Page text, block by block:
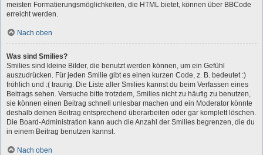
meisten Formatierungsmöglichkeiten, die HTML bietet, können über BBCode
erreicht werden.
Nach oben
Was sind Smilies?
Smilies sind kleine Bilder, die benutzt werden können, um ein Gefühl
auszudrücken. Für jeden Smilie gibt es einen kurzen Code, z. B. bedeutet :)
fröhlich und :( traurig. Die Liste aller Smilies kannst du beim Verfassen eines
Beitrags sehen. Versuche bitte trotzdem, Smilies nicht zu häufig zu benutzen,
sie können einen Beitrag schnell unlesbar machen und ein Moderator könnte
deshalb deinen Beitrag entsprechend überarbeiten oder gar komplett löschen.
Die Board-Administration kann auch die Anzahl der Smilies begrenzen, die du
in einem Beitrag benutzen kannst.
Nach oben